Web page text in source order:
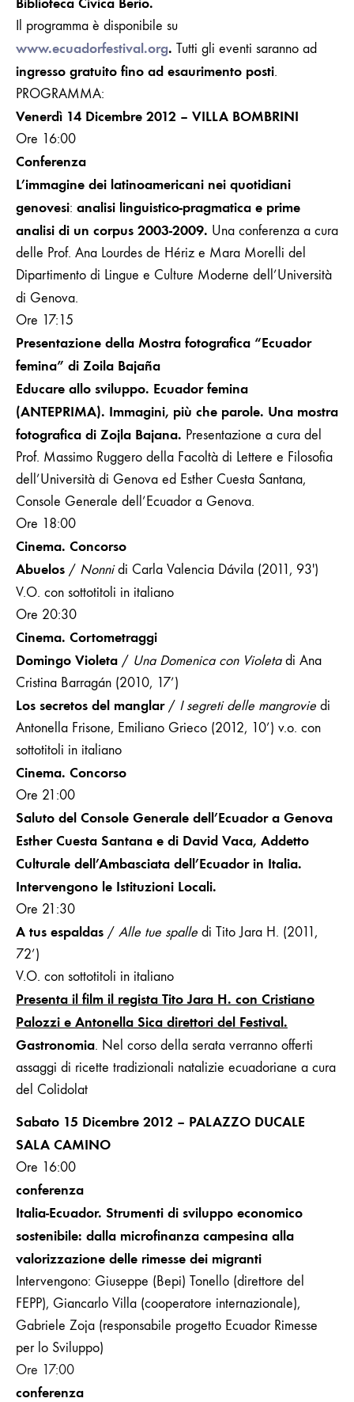
Il programma è disponibile su
www.ecuadorfestival.org. Tutti gli eventi saranno ad
ingresso gratuito fino ad esaurimento posti.
PROGRAMMA:
Venerdì 14 Dicembre 2012 – VILLA BOMBRINI
Ore 16:00
Conferenza
L’immagine dei latinoamericani nei quotidiani
genovesi: analisi linguistico-pragmatica e prime
analisi di un corpus 2003-2009. Una conferenza a cura
delle Prof. Ana Lourdes de Hériz e Mara Morelli del
Dipartimento di Lingue e Culture Moderne dell’Università
di Genova.
Ore 17:15
Presentazione della Mostra fotografica “Ecuador
femina” di Zoila Bajaña
Educare allo sviluppo. Ecuador femina
(ANTEPRIMA). Immagini, più che parole. Una mostra
fotografica di Zojla Bajana. Presentazione a cura del
Prof. Massimo Ruggero della Facoltà di Lettere e Filosofia
dell’Università di Genova ed Esther Cuesta Santana,
Console Generale dell’Ecuador a Genova.
Ore 18:00
Cinema. Concorso
Abuelos / Nonni di Carla Valencia Dávila (2011, 93′)
V.O. con sottotitoli in italiano
Ore 20:30
Cinema. Cortometraggi
Domingo Violeta / Una Domenica con Violeta di Ana
Cristina Barragán (2010, 17’)
Los secretos del manglar / I segreti delle mangrovie di
Antonella Frisone, Emiliano Grieco (2012, 10’) v.o. con
sottotitoli in italiano
Cinema. Concorso
Ore 21:00
Saluto del Console Generale dell’Ecuador a Genova
Esther Cuesta Santana e di David Vaca, Addetto
Culturale dell’Ambasciata dell’Ecuador in Italia.
Intervengono le Istituzioni Locali.
Ore 21:30
A tus espaldas / Alle tue spalle di Tito Jara H. (2011,
72’)
V.O. con sottotitoli in italiano
Presenta il film il regista Tito Jara H. con Cristiano
Palozzi e Antonella Sica direttori del Festival.
Gastronomia. Nel corso della serata verranno offerti
assaggi di ricette tradizionali natalizie ecuadoriane a cura
del Colidolat
Sabato 15 Dicembre 2012 – PALAZZO DUCALE
SALA CAMINO
Ore 16:00
conferenza
Italia-Ecuador. Strumenti di sviluppo economico
sostenibile: dalla microfinanza campesina alla
valorizzazione delle rimesse dei migranti
Intervengono: Giuseppe (Bepi) Tonello (direttore del
FEPP), Giancarlo Villa (cooperatore internazionale),
Gabriele Zoja (responsabile progetto Ecuador Rimesse
per lo Sviluppo)
Ore 17:00
conferenza